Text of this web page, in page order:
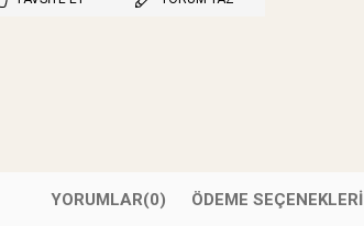
YORUMLAR(0) ÖDEME SEÇENEKLERI